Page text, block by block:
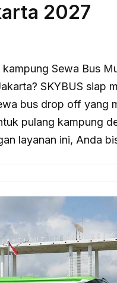
2027
Sewa Bus
SKYBUS siap
bus drop off yang
pulang kampung
layanan ini, Anda